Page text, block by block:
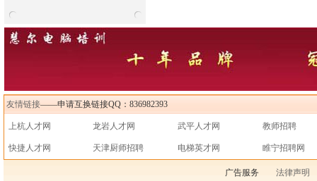
友情链接——申请互换链接QQ：836982393
上杭人才网 龙岩人才网 武平人才网 教师招聘
快捷人才网 天津厨师招聘 电梯英才网 睢宁招聘网
广告服务 法律声明